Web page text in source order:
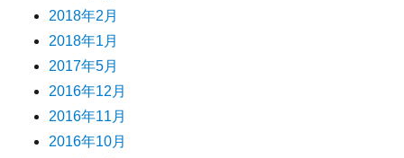
2018年2月
2018年1月
2017年5月
2016年12月
2016年11月
2016年10月